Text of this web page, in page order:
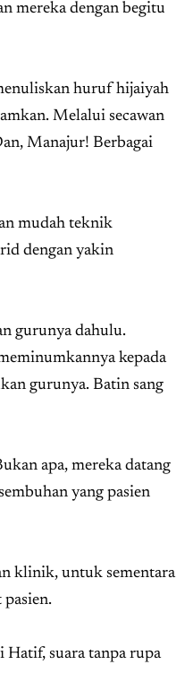
mereka dengan begitu
huruf hijaiyah
Manajur! Berbagai
mudah teknik
dengan yakin
gurunya dahulu.
kepada
gurunya. Batin sang
apa, mereka datang
yang pasien
klinik, untuk sementara
suara tanpa rupa